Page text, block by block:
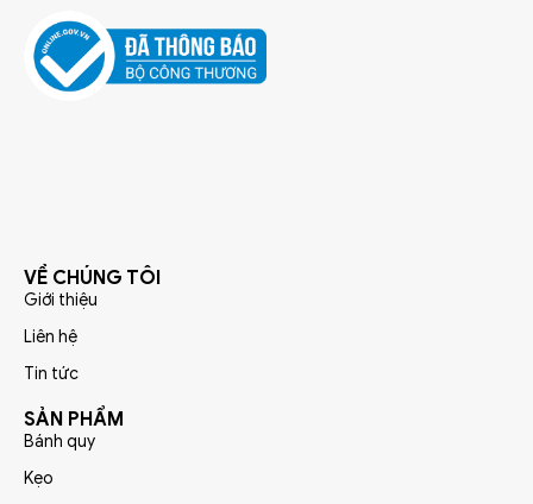
VỀ CHÚNG TÔI
Giới thiệu
Liên hệ
Tin tức
SẢN PHẨM
Bánh quy
Kẹo